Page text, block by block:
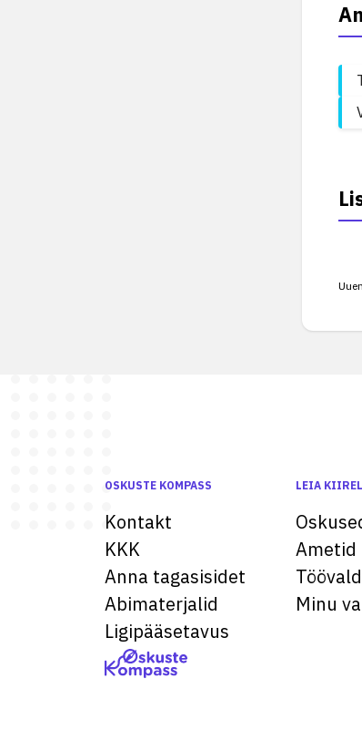
OSKUSTE KOMPASS
Kontakt
KKK
Anna tagasisidet
Abimaterjalid
Ligipääsetavus
LEIA
Ametid
Minu